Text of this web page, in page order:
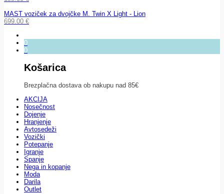
MAST voziček za dvojčke M. Twin X Light - Lion
699.00 €
0
0
Košarica
Brezplačna dostava ob nakupu nad 85€
AKCIJA
Nosečnost
Dojenje
Hranjenje
Avtosedeži
Vozički
Potepanje
Igranje
Spanje
Nega in kopanje
Moda
Darila
Outlet